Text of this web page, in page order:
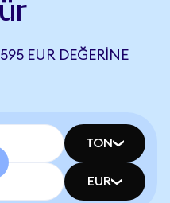
EUR DEĞERINE
TON
EUR